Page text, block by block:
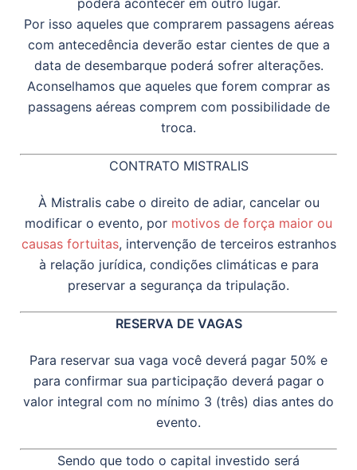
poderá acontecer em outro lugar.
Por isso aqueles que comprarem passagens aéreas
com antecedência deverão estar cientes de que a
data de desembarque poderá sofrer alterações.
Aconselhamos que aqueles que forem comprar as
passagens aéreas comprem com possibilidade de
troca.
CONTRATO MISTRALIS
À Mistralis cabe o direito de adiar, cancelar ou
modificar o evento, por motivos de força maior ou
causas fortuitas, intervenção de terceiros estranhos
à relação jurídica, condições climáticas e para
preservar a segurança da tripulação.
RESERVA DE VAGAS
Para reservar sua vaga você deverá pagar 50% e
para confirmar sua participação deverá pagar o
valor integral com no mínimo 3 (três) dias antes do
evento.
Sendo que todo o capital investido será